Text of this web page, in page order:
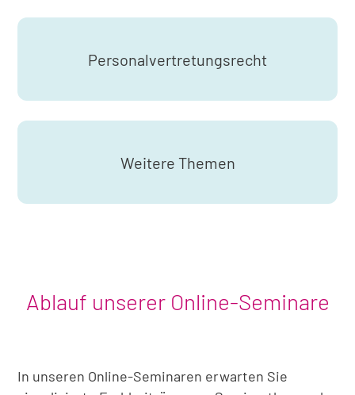
Personalvertretungsrecht
Weitere Themen
Ablauf unserer Online-Seminare
In unseren Online-Seminaren erwarten Sie